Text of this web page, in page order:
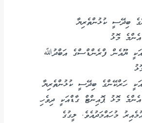
ބިދޭސީ ކުޅުންތެރިޔާ
މޮޅު
ޔޫއެން ފްރެންޑްސްގެ އަބްދުﷲ
ހަރްކޭންގެ ބިދޭސީ ކުޅުންތެރިޔާ
މޮޅު ޕޮއިންޓް ގާޑްއަކީ ދިވެހި
މުހައްމަދުއެވެ. ލީގުގެ